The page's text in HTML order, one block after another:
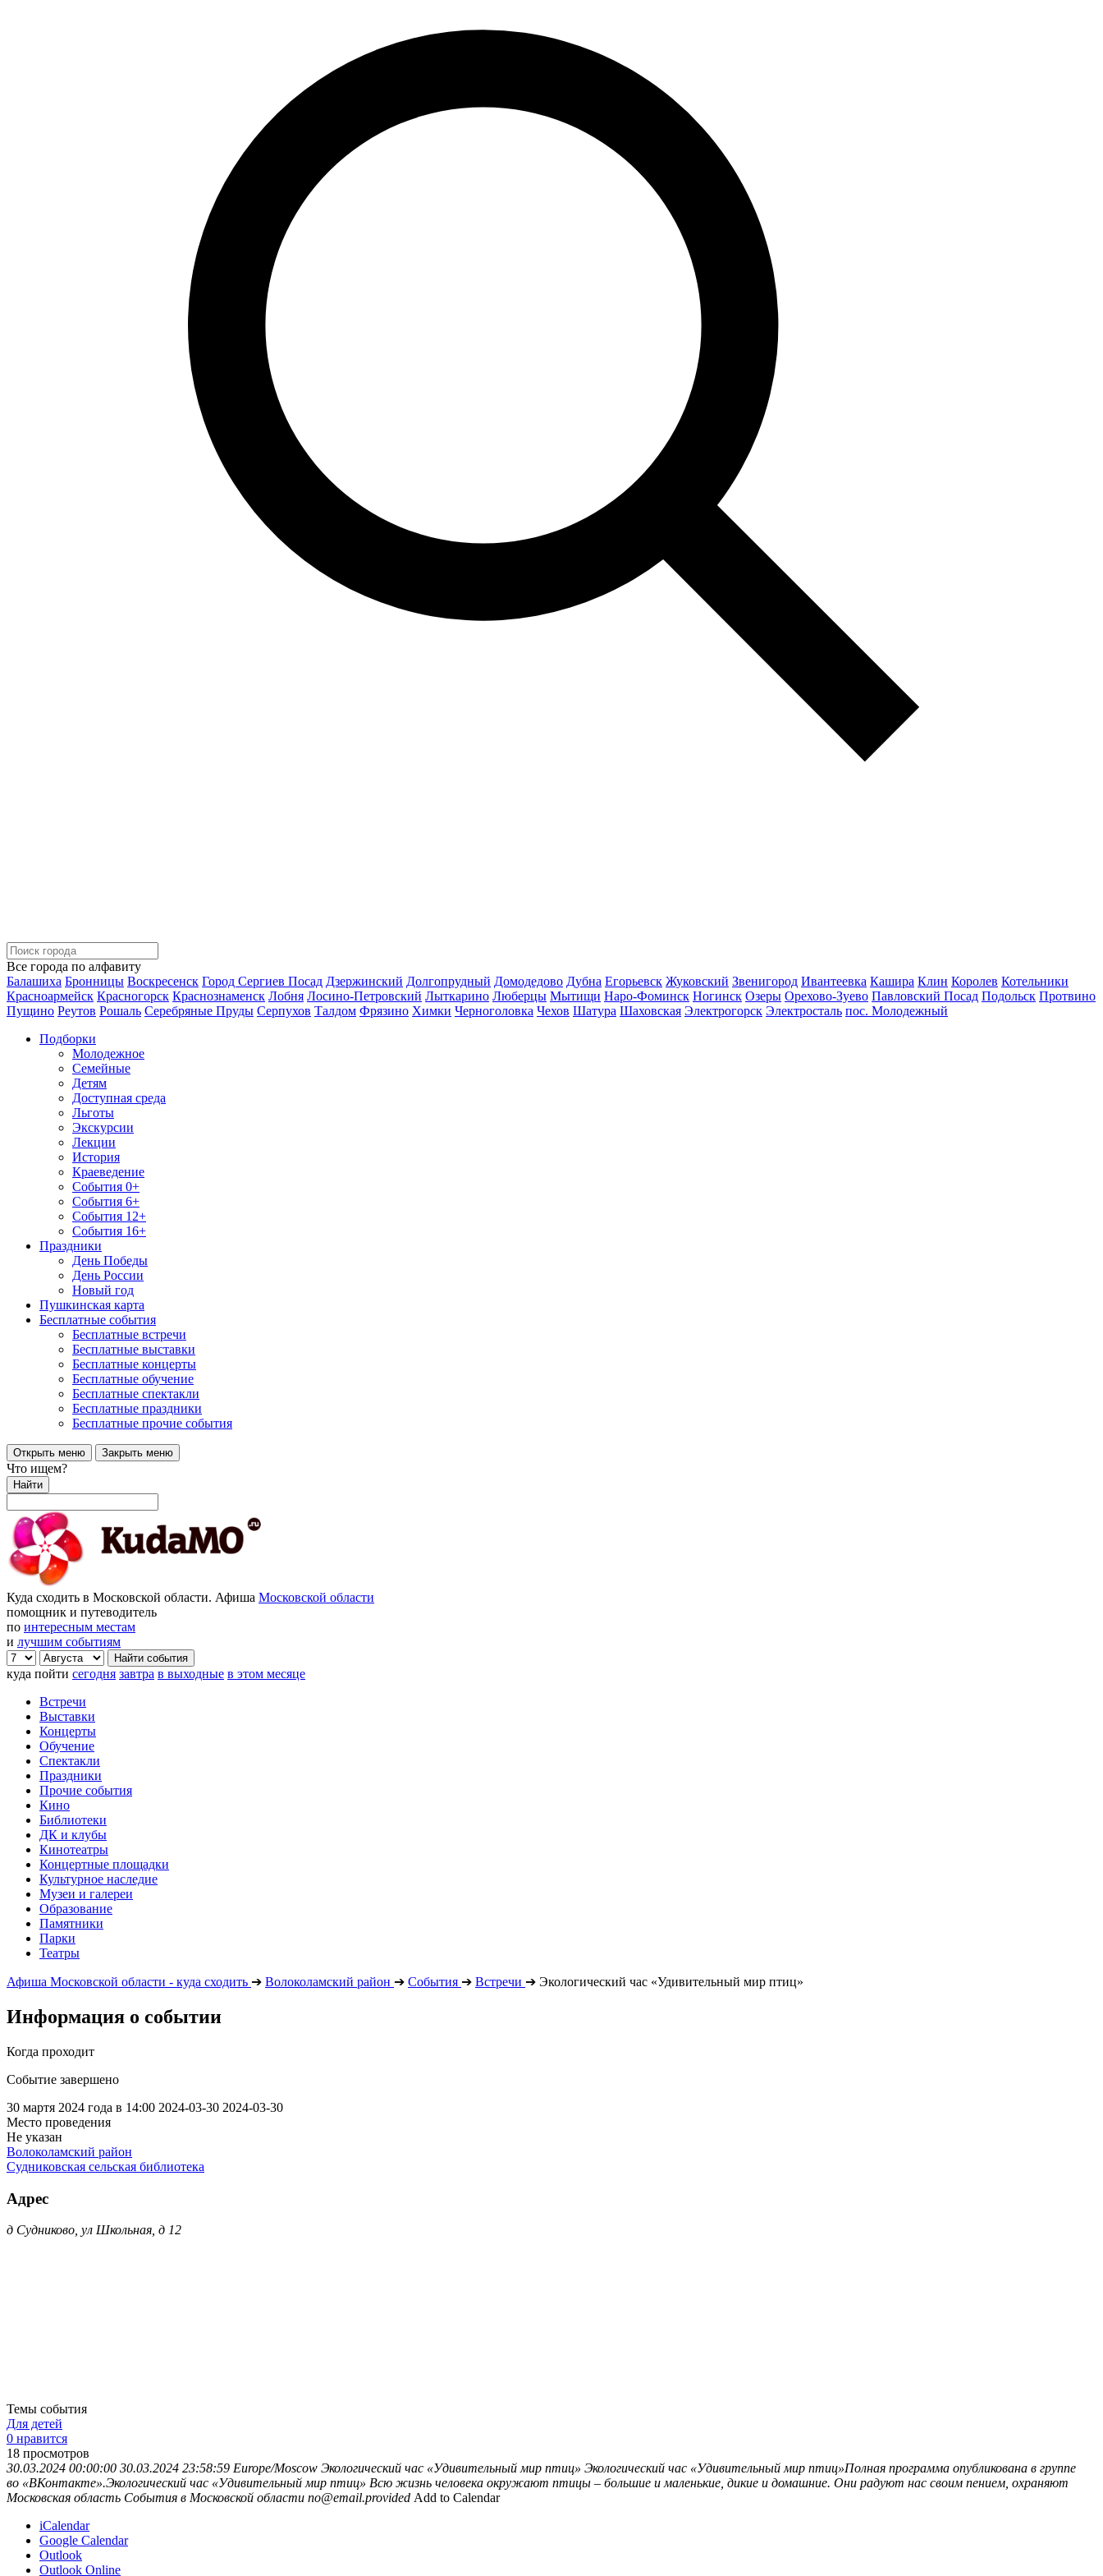
Все города по алфавиту
Балашиха Бронницы Воскресенск Город Сергиев Посад Дзержинский Долгопрудный Домодедово Дубна Егорьевск Жуковский Звенигород Ивантеевка Кашира Клин Королев Котельники
Красноармейск Красногорск Краснознаменск Лобня Лосино-Петровский Лыткарино Люберцы Мытищи Наро-Фоминск Ногинск Озеры Орехово-Зуево Павловский Посад Подольск Протвино
Пущино Реутов Рошаль Серебряные Пруды Серпухов Талдом Фрязино Химки Черноголовка Чехов Шатура Шаховская Электрогорск Электросталь пос. Молодежный
Подборки
Молодежное
Семейные
Детям
Доступная среда
Льготы
Экскурсии
Лекции
История
Краеведение
События 0+
События 6+
События 12+
События 16+
Праздники
День Победы
День России
Новый год
Пушкинская карта
Бесплатные события
Бесплатные встречи
Бесплатные выставки
Бесплатные концерты
Бесплатные обучение
Бесплатные спектакли
Бесплатные праздники
Бесплатные прочие события
Открыть меню Закрыть меню
Что ищем?
Найти
Куда сходить в Московской области. Афиша Московской области
помощник и путеводитель
по интересным местам
и лучшим событиям
куда пойти сегодня завтра в выходные в этом месяце
Встречи
Выставки
Концерты
Обучение
Спектакли
Праздники
Прочие события
Кино
Библиотеки
ДК и клубы
Кинотеатры
Концертные площадки
Культурное наследие
Музеи и галереи
Образование
Памятники
Парки
Театры
Афиша Московской области - куда сходить ➔ Волоколамский район ➔ События ➔ Встречи ➔ Экологический час «Удивительный мир птиц»
Информация о событии
Когда проходит
Событие завершено
30 мартя 2024 года в 14:00 2024-03-30 2024-03-30
Место проведения
Не указан
Волоколамский район
Судниковская сельская библиотека
Адрес
д Судниково, ул Школьная, д 12
Темы события
Для детей
0 нравится
18 просмотров
30.03.2024 00:00:00 30.03.2024 23:58:59 Europe/Moscow Экологический час «Удивительный мир птиц» Экологический час «Удивительный мир птиц»Полная программа опубликована в группе
во «ВКонтакте».Экологический час «Удивительный мир птиц» Всю жизнь человека окружают птицы – большие и маленькие, дикие и домашние. Они радуют нас своим пением, охраняют
Московская область События в Московской области no@email.provided Add to Calendar
iCalendar
Google Calendar
Outlook
Outlook Online